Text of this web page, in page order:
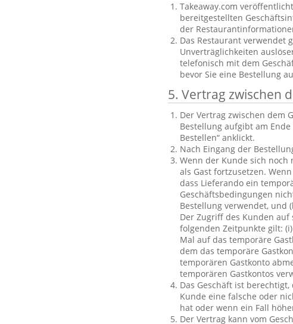
Takeaway.com
bereitgestellten
der
Das Restaurant verwendet
Unverträglichkeiten
telefonisch mit dem
bevor Sie eine Bestellung
5. Vertrag zwischen
Der Vertrag zwischen dem
Bestellung aufgibt am
Bestellen“ anklickt.
Nach Eingang der
Wenn der Kunde sich
als Gast fortzusetzen.
dass Lieferando ein
Geschäftsbedingungen
Bestellung verwendet, und
Der Zugriff des Kunden
folgenden Zeitpunkte gilt:
Mal auf das temporäre
dem das temporäre
temporären Gastkonto
temporären Gastkontos
Das Geschäft ist
Kunde eine falsche oder
hat oder wenn ein Fall
Der Vertrag kann vom